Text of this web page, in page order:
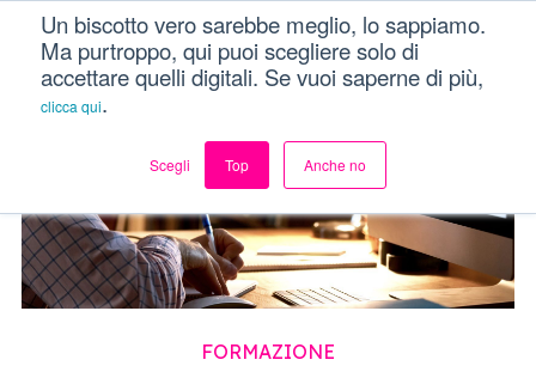
Un biscotto vero sarebbe meglio, lo sappiamo.
Ma purtroppo, qui puoi scegliere solo di
accettare quelli digitali. Se vuoi saperne di più,
clicca qui.
Scegli Top Anche no
Dici Davvero?! Menu
FORMAZIONE